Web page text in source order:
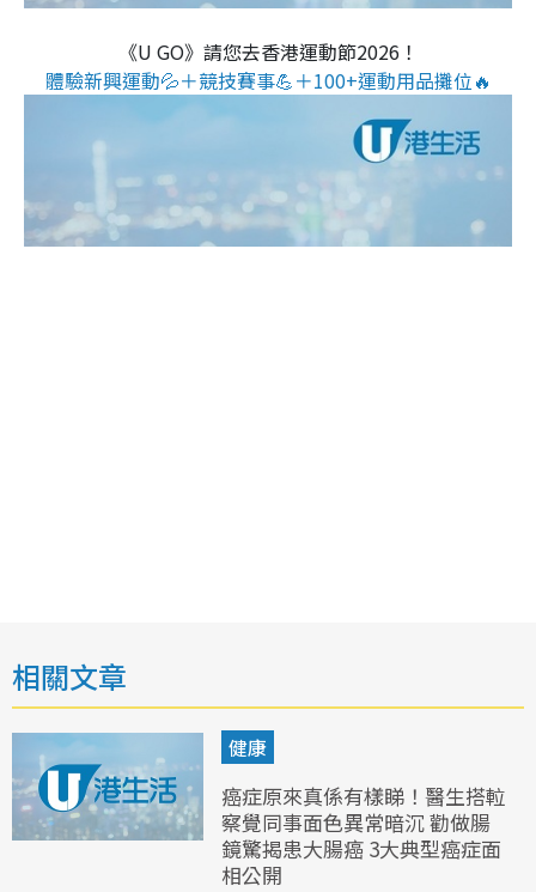
《U GO》請您去香港運動節2026！
體驗新興運動💦＋競技賽事💪＋100+運動用品攤位🔥
相關文章
健康
癌症原來真係有樣睇！醫生搭𨋢
察覺同事面色異常暗沉 勸做腸
鏡驚揭患大腸癌 3大典型癌症面
相公開